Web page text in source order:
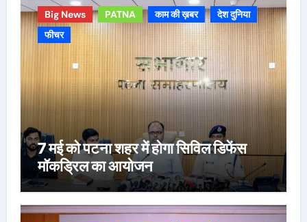
Big News PATNA काम की ख़बर
देश दुनिया
फीचर
7 मई को पटना शहर में होगा सिविल डिफेंस
मॉकड्रिल का आयोजन